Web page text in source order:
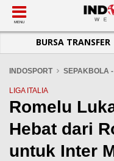
SUB-MENU
SEPAKBOLA
LIGA INGGRIS
LIGA ITALIA
LIGA SPANYOL
SUB-MENU
SPORTAINMENT
SUB-MENU
OTOMOTIF
OTOMANIA
SUB-MENU
BASKET
FUTSAL
OLIMPIK
E-SPORT
SUB-MENU
JADWAL
SUB-MENU
TOPIK HARI INI
INFOGRAFIS
GALERI FOTO
TEMPAT OLAHRAGA
MENU
BURSA TRANSFER
INDOSPORT SEPAKBOLA
LIGA ITALIA
Romelu
Hebat dari
untuk Inter